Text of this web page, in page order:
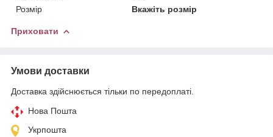
Розмір
Вкажіть розмір
Приховати
Умови доставки
Доставка здійснюється тільки по передоплаті.
Нова Пошта
Укрпошта